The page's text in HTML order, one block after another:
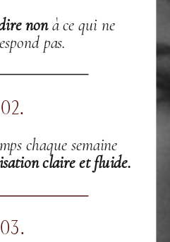
03.
chaque semaine
claire et fluide.
02.
nonà ce qui ne
pas.